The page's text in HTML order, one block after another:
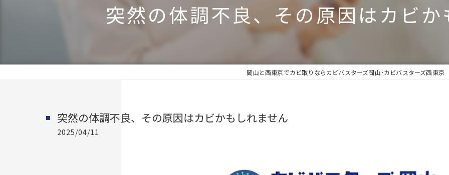
カビ検査
突然の体調不良、その原因はカビか
岡山と西東京でカビ取りならカビバスターズ岡山･カビバスターズ西東京
突然の体調不良、その原因はカビかもしれません
2025/04/11